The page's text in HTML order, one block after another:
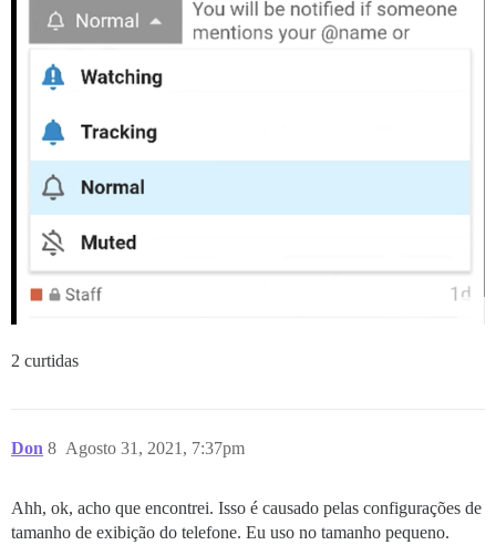
2 curtidas
Don Agosto 31, 2021, 7:37pm
8
Ahh, ok, acho que encontrei. Isso é causado pelas configurações de
tamanho de exibição do telefone. Eu uso no tamanho pequeno.